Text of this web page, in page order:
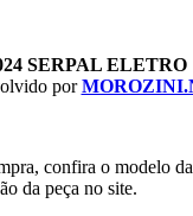
SERPAL ELETRO
por
confira o modelo
da peça no site.